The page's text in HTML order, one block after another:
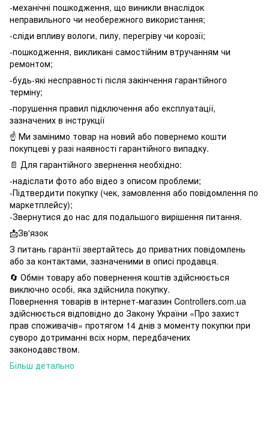
-механічні пошкодження, що виникли внаслідок
неправильного чи необережного використання;
-сліди впливу вологи, пилу, перегріву чи корозії;
-пошкодження, викликані самостійним втручанням чи
ремонтом;
-будь-які несправності після закінчення гарантійного
терміну;
-порушення правил підключення або експлуатації,
зазначених в інструкції
☝️ Ми замінимо товар на новий або повернемо кошти
покупцеві у разі наявності гарантійного випадку.
📄 Для гарантійного звернення необхідно:
-надіслати фото або відео з описом проблеми;
-Підтвердити покупку (чек, замовлення або повідомлення по
маркетплейсу);
-Звернутися до нас для подальшого вирішення питання.
📩Зв'язок
З питань гарантії звертайтесь до приватних повідомлень
або за контактами, зазначеними в описі продавця.
🔄 Обмін товару або повернення коштів здійснюється
виключно особі, яка здійснила покупку.
Повернення товарів в інтернет-магазин Controllers.com.ua
здійснюється відповідно до Закону України «Про захист
прав споживачів» протягом 14 днів з моменту покупки при
суворо дотриманні всіх норм, передбачених
законодавством.
Більш детально